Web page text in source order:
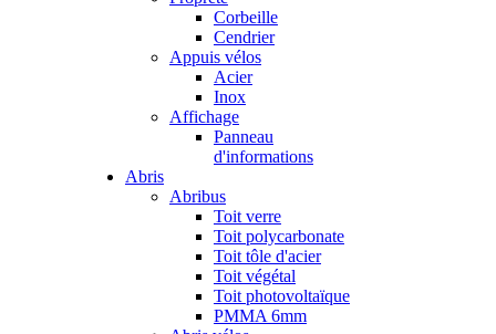
Corbeille
Cendrier
Appuis vélos
Acier
Inox
Affichage
Panneau
d'informations
Abris
Abribus
Toit verre
Toit polycarbonate
Toit tôle d'acier
Toit végétal
Toit photovoltaïque
PMMA 6mm